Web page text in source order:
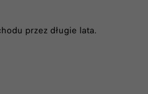
przez długie lata.